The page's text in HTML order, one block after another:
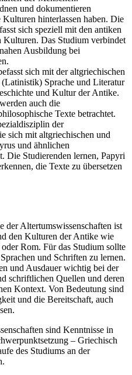
und dokumentieren
hinterlassen haben. Die
sich speziell mit den antiken
Kulturen. Das Studium verbindet
Ausbildung bei
sich mit der altgriechischen
Sprache und Literatur
und Kultur der Antike.
auch die
Texte betrachtet.
der
sich mit altgriechischen und
und ähnlichen
Die Studierenden lernen, Papyri
die Texte zu übersetzen
der Altertumswissenschaften ist
den Kulturen der Antike wie
Rom. Für das Studium sollte
und Schriften zu lernen.
und Ausdauer wichtig bei der
schriftlichen Quellen und deren
Kontext. Von Bedeutung sind
und die Bereitschaft, auch
sind Kenntnisse in
– Griechisch
des Studiums an der